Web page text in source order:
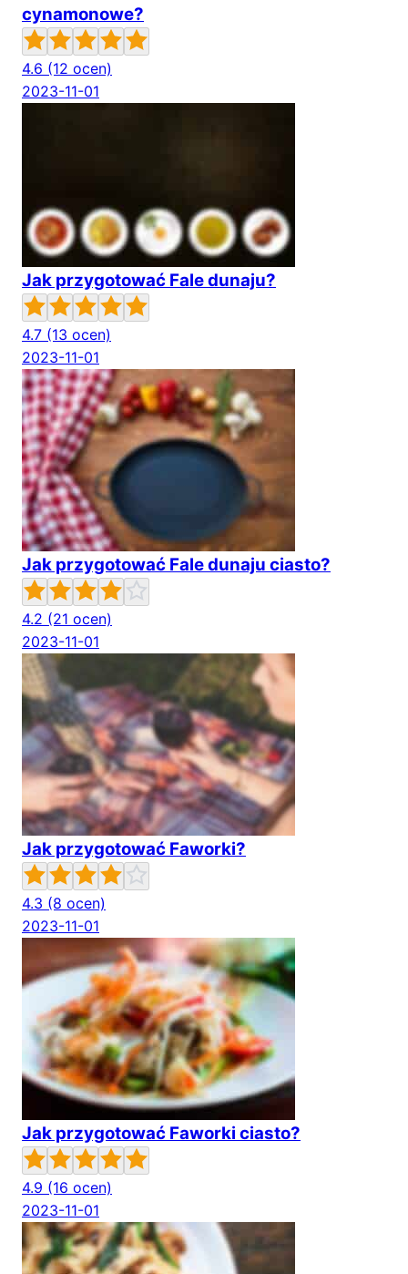
cynamonowe?
4.6 (12 ocen)
2023-11-01
Jak przygotować Fale dunaju?
4.7 (13 ocen)
2023-11-01
Jak przygotować Fale dunaju ciasto?
4.2 (21 ocen)
2023-11-01
Jak przygotować Faworki?
4.3 (8 ocen)
2023-11-01
Jak przygotować Faworki ciasto?
4.9 (16 ocen)
2023-11-01